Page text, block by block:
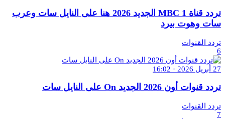
تردد قناة MBC 1 الجديد 2026 هنا على النايل سات وعرب
سات وهوت بيرد
تردد القنوات
6
27 أبريل 2026 · 16:02
تردد قنوات أون 2026 الجديد On على النايل سات
تردد القنوات
7